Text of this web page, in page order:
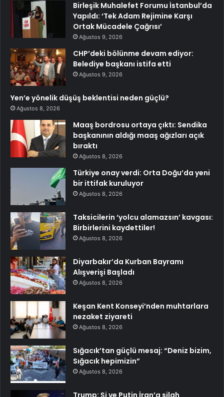
Birleşik Muhalefet Forumu İstanbul’da
Yapıldı: ‘Tek Adam Rejimine Karşı
Ortak Mücadele Çağrısı’
Ağustos 9, 2026
CHP’deki bölünme devam ediyor:
Belediye başkanı istifa etti
Ağustos 9, 2026
Yen’e yönelik düşüş beklentisi neden güçlü?
Ağustos 8, 2026
Maaş bordrosu ortaya çıktı: Sendika
başkanının aldığı maaş ağızları açık
bıraktı
Ağustos 8, 2026
Türkiye onay verdi: Orta Doğu’da yeni
bir ittifak kuruluyor
Ağustos 8, 2026
Taksicilerin ‘yolcu alamazsın’ kavgası:
Birbirlerini kaydettiler!
Ağustos 8, 2026
Diyarbakır’da Kurban Bayramı
Alışverişi Başladı
Ağustos 8, 2026
Keşan Kent Konseyi’nden muhtarlara
nezaket ziyareti
Ağustos 8, 2026
Sığacık’tan güçlü mesaj: “Deniz bizim,
Sığacık hepimizin”
Ağustos 8, 2026